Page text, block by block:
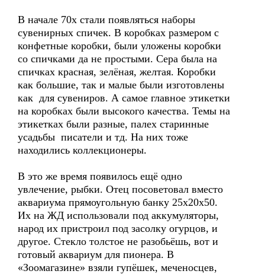
В начале 70х стали появляться наборы
сувенирных спичек. В коробках размером с
конфетные коробки, были уложены коробки
со спичками да не простыми. Сера была на
спичках красная, зелёная, желтая. Коробки
как большие, так и малые были изготовлены
как для сувениров. А самое главное этикетки
на коробках были высокого качества. Темы на
этикетках были разные, палех старинные
усадьбы писатели и тд. На них тоже
находились коллекционеры.
В это же время появилось ещё одно
увлечение, рыбки. Отец посоветовал вместо
аквариума прямоугольную банку 25х20х50.
Их на ЖД использовали под аккумуляторы,
народ их пристроил под засолку огурцов, и
другое. Стекло толстое не разобьёшь, вот и
готовый аквариум для пионера. В
«Зоомагазине» взяли гупёшек, меченосцев,